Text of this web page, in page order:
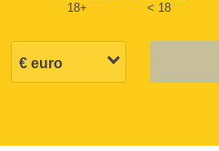
18+ < 18